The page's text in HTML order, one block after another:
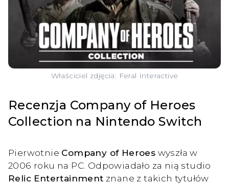
ARTYKUŁY
WSPARCIE
ZALOGUJ
Właściciel zdjęcia: Feral Interactive
Recenzja Company of Heroes
Collection na Nintendo Switch
Pierwotnie Company of Heroes wyszła w
2006 roku na PC. Odpowiadało za nią studio
Relic Entertainment znane z takich tytułów